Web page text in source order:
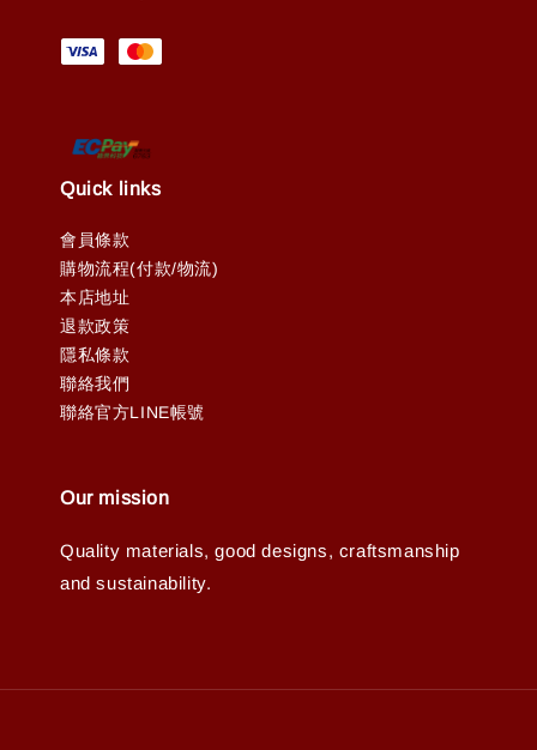
Quick links
會員條款
購物流程(付款/物流)
本店地址
退款政策
隱私條款
聯絡我們
聯絡官方LINE帳號
Our mission
Quality materials, good designs, craftsmanship
and sustainability.